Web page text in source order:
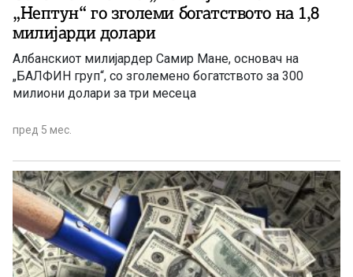
„Нептун“ го зголеми богатството на 1,8
милијарди долари
Албанскиот милијардер Самир Мане, основач на
„БАЛФИН груп“, со зголемено богатството за 300
милиони долари за три месеца
пред 5 мес.